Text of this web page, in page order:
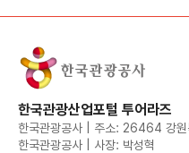
한국관광산업포털 투어라즈
한국관광공사 | 주소: 26464 강원
한국관광공사 | 사장: 박성혁